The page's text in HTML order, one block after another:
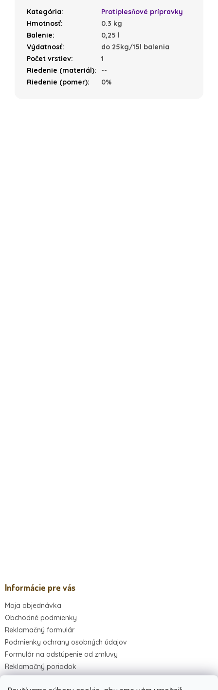
Kategória:
Protiplesňové prípravky
Hmotnosť:
0.3 kg
Balenie:
0,25 l
Výdatnosť:
do 25kg/15l balenia
Počet vrstiev:
1
Riedenie (materiál):
--
Riedenie (pomer): 0%
Informácie pre vás
Moja objednávka
Obchodné podmienky
Reklamačný formulár
Podmienky ochrany osobných údajov
Formulár na odstúpenie od zmluvy
Reklamačný poriadok